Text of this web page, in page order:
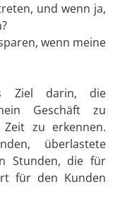
und wenn ja,
wenn meine
Ziel darin, die
Geschäft zu
zu erkennen.
überlastete
Stunden, die für
für den Kunden